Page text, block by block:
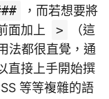
，而若想要將
面加上
>
（這
法都很直覺，通
直接上手開始撰
等等複雜的語